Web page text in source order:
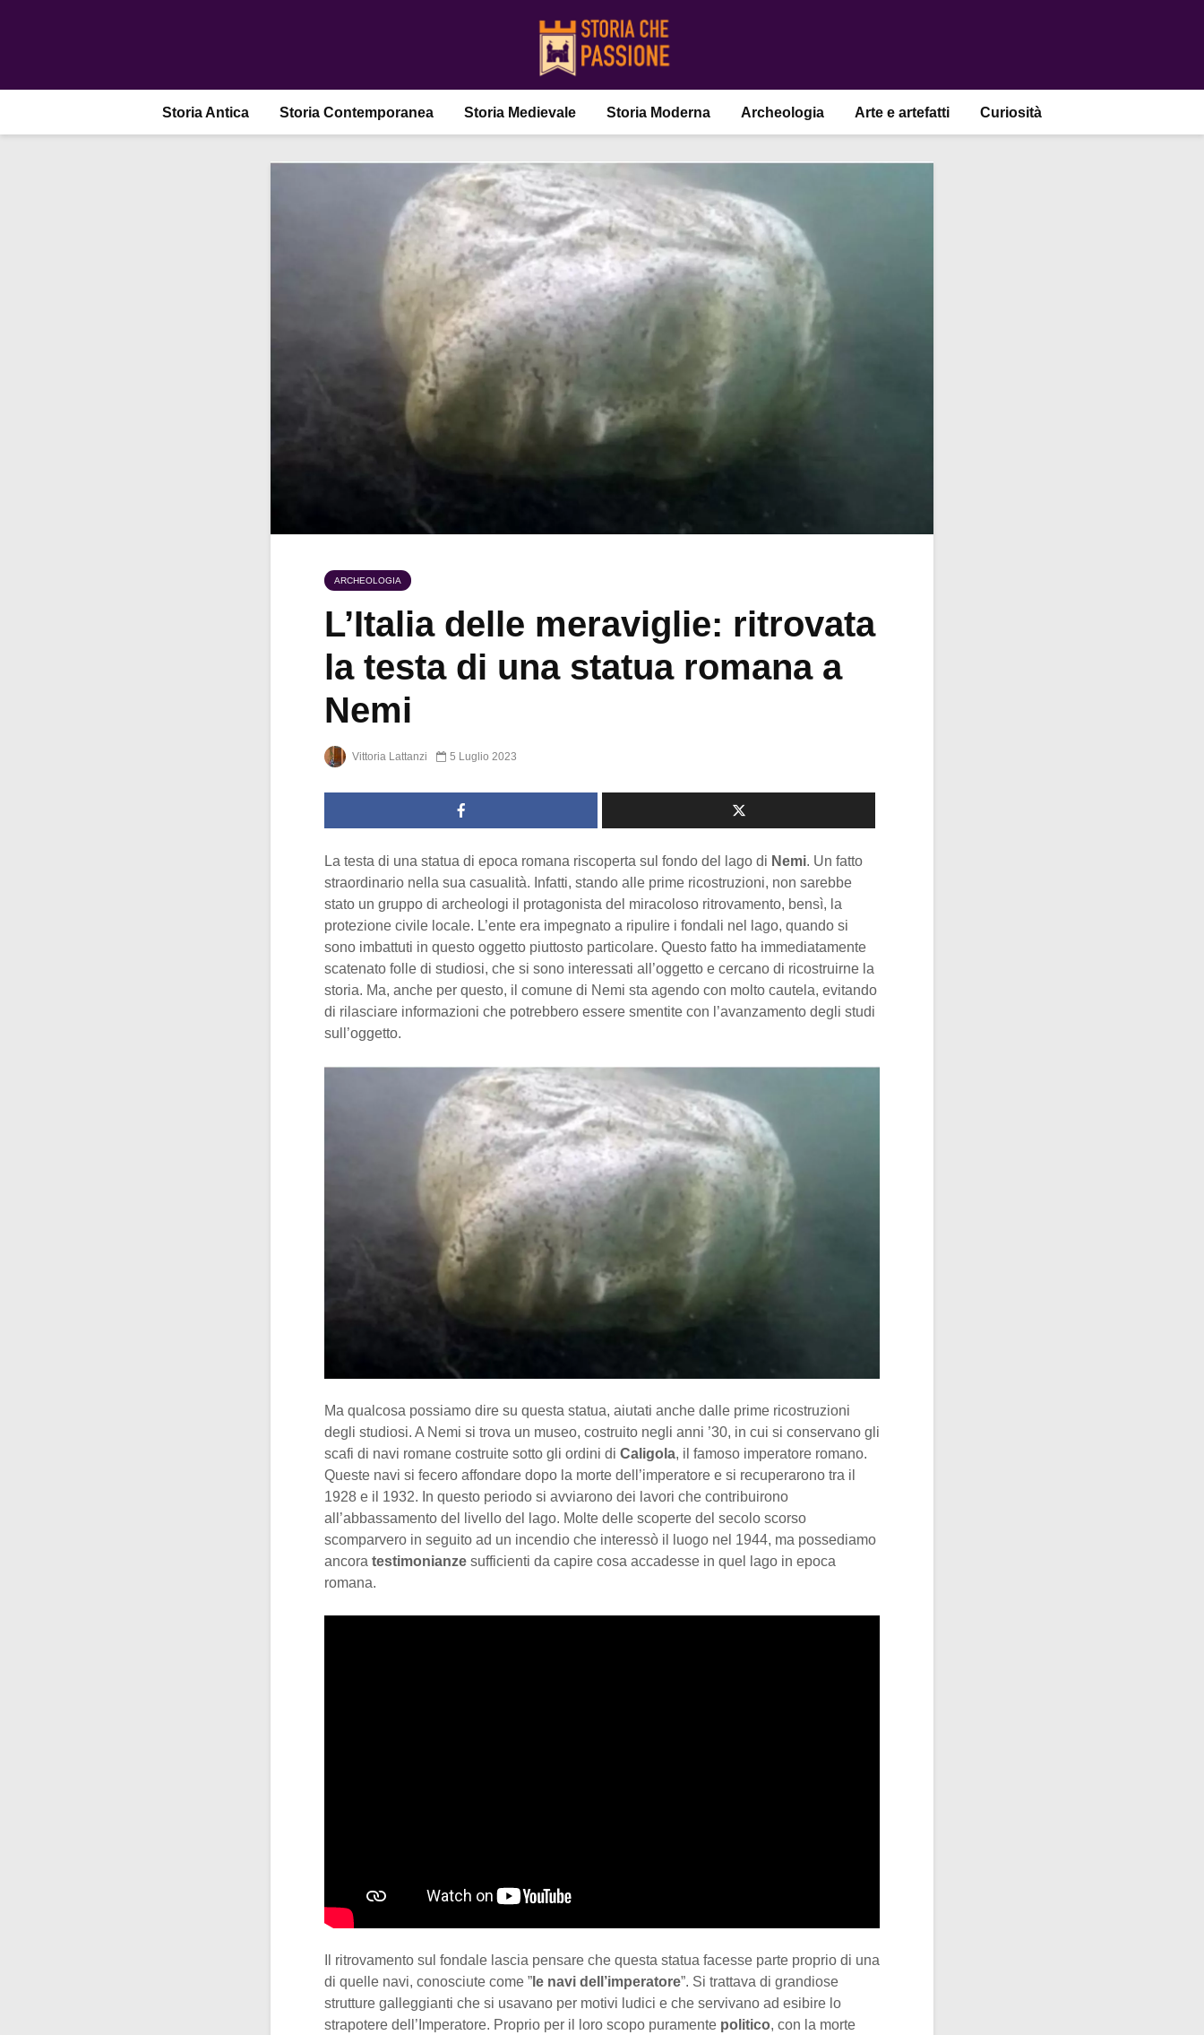
Storia Antica Storia Contemporanea Storia Medievale Storia Moderna Archeologia Arte e artefatti Curiosità
ARCHEOLOGIA
L’Italia delle meraviglie: ritrovata
la testa di una statua romana a
Nemi
Vittoria Lattanzi 5 Luglio 2023
La testa di una statua di epoca romana riscoperta sul fondo del lago di Nemi. Un fatto
straordinario nella sua casualità. Infatti, stando alle prime ricostruzioni, non sarebbe
stato un gruppo di archeologi il protagonista del miracoloso ritrovamento, bensì, la
protezione civile locale. L’ente era impegnato a ripulire i fondali nel lago, quando si
sono imbattuti in questo oggetto piuttosto particolare. Questo fatto ha immediatamente
scatenato folle di studiosi, che si sono interessati all’oggetto e cercano di ricostruirne la
storia. Ma, anche per questo, il comune di Nemi sta agendo con molto cautela, evitando
di rilasciare informazioni che potrebbero essere smentite con l’avanzamento degli studi
sull’oggetto.
Ma qualcosa possiamo dire su questa statua, aiutati anche dalle prime ricostruzioni
degli studiosi. A Nemi si trova un museo, costruito negli anni ’30, in cui si conservano gli
scafi di navi romane costruite sotto gli ordini di Caligola, il famoso imperatore romano.
Queste navi si fecero affondare dopo la morte dell’imperatore e si recuperarono tra il
1928 e il 1932. In questo periodo si avviarono dei lavori che contribuirono
all’abbassamento del livello del lago. Molte delle scoperte del secolo scorso
scomparvero in seguito ad un incendio che interessò il luogo nel 1944, ma possediamo
ancora testimonianze sufficienti da capire cosa accadesse in quel lago in epoca
romana.
Il ritrovamento sul fondale lascia pensare che questa statua facesse parte proprio di una
di quelle navi, conosciute come ” le navi dell’imperatore”. Si trattava di grandiose
strutture galleggianti che si usavano per motivi ludici e che servivano ad esibire lo
strapotere dell’Imperatore. Proprio per il loro scopo puramente politico, con la morte